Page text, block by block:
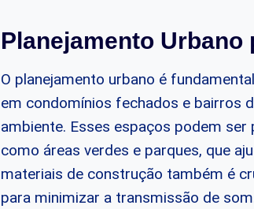
Planejamento
O planejamento urbano é
em condomínios fechados e bairros
ambiente. Esses espaços podem
como áreas verdes e parques, que
materiais de construção também é
para minimizar a transmissão de